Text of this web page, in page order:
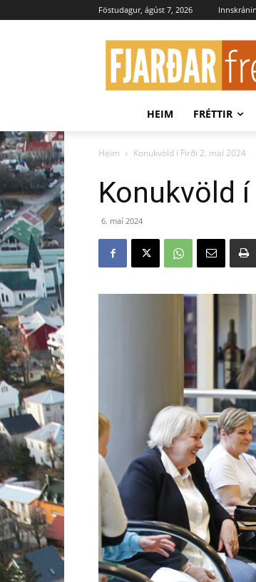
Föstudagur, ágúst 7, 2026
HEIM FRÉTTIR
Heim Konukvöld í Firði 2. maí 2024
Konukvöld
6. maí 2024